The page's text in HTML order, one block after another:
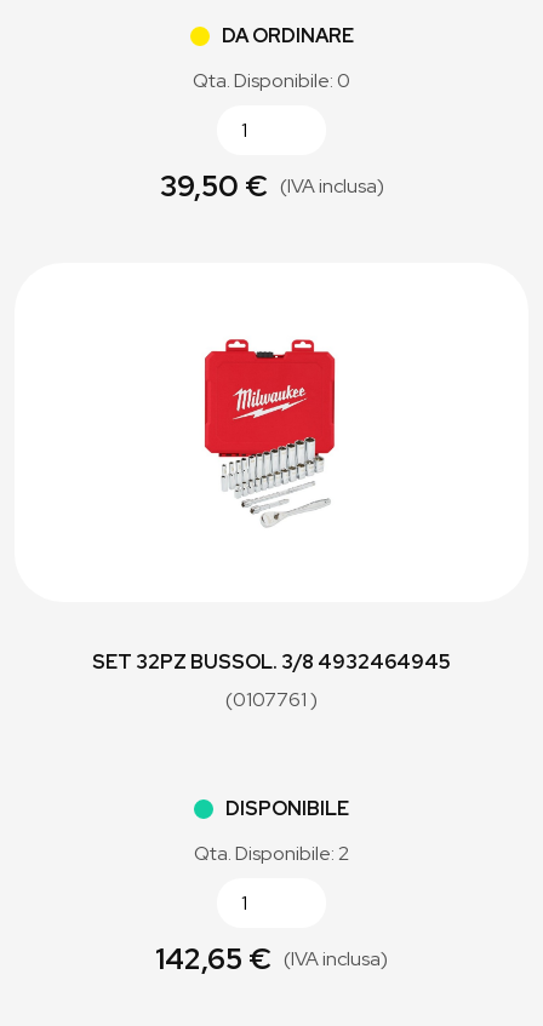
DA ORDINARE
Qta. Disponibile: 0
39,50 € (IVA inclusa)
SET 32PZ BUSSOL. 3/8 4932464945
(0107761 )
DISPONIBILE
Qta. Disponibile: 2
142,65 € (IVA inclusa)